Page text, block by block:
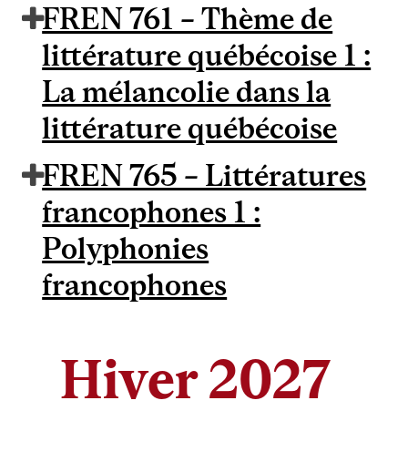
FREN 761 – Thème de
littérature québécoise 1 :
La mélancolie dans la
littérature québécoise
FREN 765 – Littératures
francophones 1 :
Polyphonies
francophones
Hiver 2027